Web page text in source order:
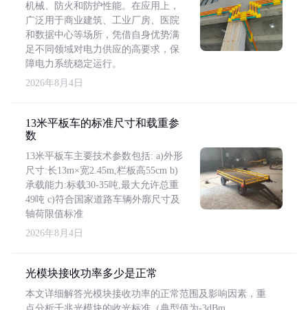
机械、防火和防护性能。在应用上，
广泛用于商业建筑、工业厂房、医院
和数据中心等场所，凭借自身优势满
足不同领域对电力供应的高要求，保
障电力系统稳定运行。
2026年8月4日
13米平板车的标准尺寸和载重参
数
13米平板车主要技术参数包括: a)外形
尺寸:长13m×宽2.45m,栏板高55cm b)
承载能力:标载30-35吨,最大允许总重
49吨 c)符合国家道路车辆外廓尺寸及
轴荷限值标准
2026年8月4日
光模块接收功率多少是正常
本文详细解答光模块接收功率的正常范围及影响因素，重